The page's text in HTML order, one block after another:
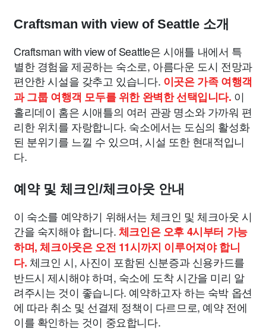
Craftsman with view of Seattle 소개
Craftsman with view of Seattle은 시애틀 내에서 특
별한 경험을 제공하는 숙소로, 아름다운 도시 전망과
편안한 시설을 갖추고 있습니다. 이곳은 가족 여행객
과 그룹 여행객 모두를 위한 완벽한 선택입니다. 이
홀리데이 홈은 시애틀의 여러 관광 명소와 가까워 편
리한 위치를 자랑합니다. 숙소에서는 도심의 활성화
된 분위기를 느낄 수 있으며, 시설 또한 현대적입니
다.
예약 및 체크인/체크아웃 안내
이 숙소를 예약하기 위해서는 체크인 및 체크아웃 시
간을 숙지해야 합니다.체크인은 오후 4시부터 가능
하며, 체크아웃은 오전 11시까지 이루어져야 합니
다. 체크인 시, 사진이 포함된 신분증과 신용카드를
반드시 제시해야 하며, 숙소에 도착 시간을 미리 알
려주시는 것이 좋습니다. 예약하고자 하는 숙박 옵션
에 따라 취소 및 선결제 정책이 다르므로, 예약 전에
이를 확인하는 것이 중요합니다.